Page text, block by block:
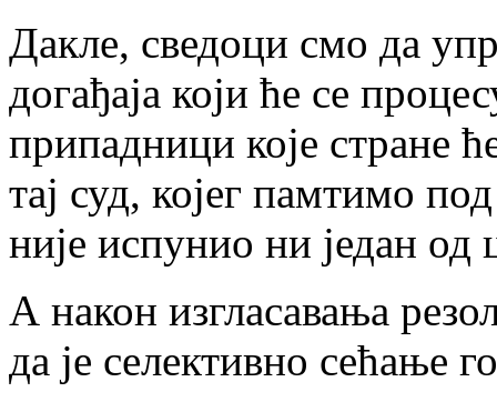
Дакле, сведоци смо да
догађаја који ће се
припадници које стране
тај суд, којег памтимо
није испунио ни један од
А након изгласавања
да је селективно сећање